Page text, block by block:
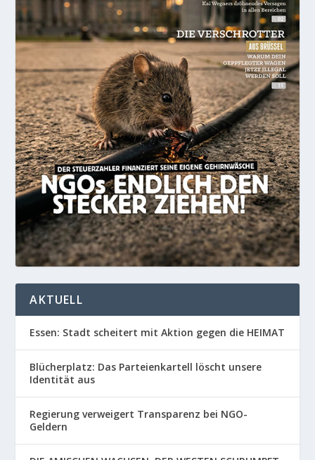
AKTUELL
Essen: Stadt scheitert mit Aktion gegen die HEIMAT
Blücherplatz: Das Parteienkartell löscht unsere
Identität aus
Regierung verweigert Transparenz bei NGO-
Geldern